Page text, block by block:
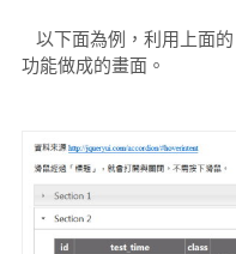
以下面為例，利用上面
功能做成的畫面。